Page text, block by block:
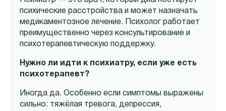
психические расстройства и может назначать
медикаментозное лечение. Психолог работает
преимущественно через консультирование и
психотерапевтическую поддержку.
Нужно ли идти к психиатру, если уже есть
психотерапевт?
Иногда да. Особенно если симптомы выражены
сильно: тяжёлая тревога, депрессия,